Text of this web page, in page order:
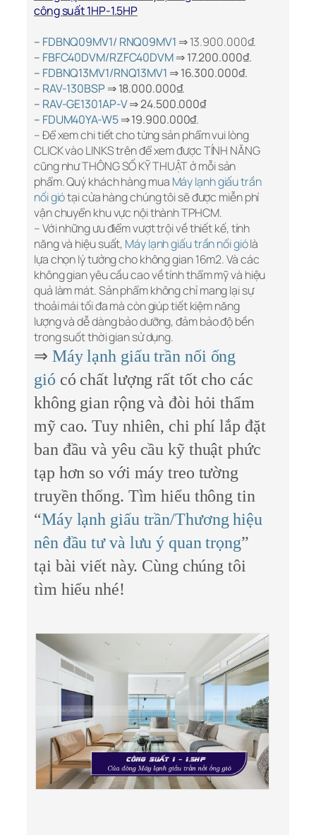
công suất 1HP-1.5HP
– FDBNQ09MV1/ RNQ09MV1 ⇒ 13.900.000₫.
– FBFC40DVM/RZFC40DVM⇒ 17.200.000₫.
– FDBNQ13MV1/RNQ13MV1 ⇒ 16.300.000₫.
– RAV-130BSP⇒ 18.000.000₫.
– RAV-GE1301AP-V⇒ 24.500.000₫
– FDUM40YA-W5⇒ 19.900.000₫.
– Để xem chi tiết cho từng sản phẩm vui lòng
CLICK vào LINKS trên để xem được TÍNH NĂNG
cũng như THÔNG SỐ KỸ THUẬT ở mỗi sản
phẩm. Quý khách hàng mua Máy lạnh giấu trần
nối giótại cửa hàng chúng tôi sẽ được miễn phí
vận chuyển khu vực nội thành TPHCM.
– Với những ưu điểm vượt trội về thiết kế, tính
năng và hiệu suất, Máy lạnh giấu trần nối giólà
lựa chọn lý tưởng cho không gian 16m2. Và các
không gian yêu cầu cao về tính thẩm mỹ và hiệu
quả làm mát. Sản phẩm không chỉ mang lại sự
thoải mái tối đa mà còn giúp tiết kiệm năng
lượng và dễ dàng bảo dưỡng, đảm bảo độ bền
trong suốt thời gian sử dụng.
⇒ Máy lạnh giấu trần nối ống
gió có chất lượng rất tốt cho các
không gian rộng và đòi hỏi thẩm
mỹ cao. Tuy nhiên, chi phí lắp đặt
ban đầu và yêu cầu kỹ thuật phức
tạp hơn so với máy treo tường
truyền thống. Tìm hiểu thông tin
“Máy lạnh giấu trần/Thương hiệu
nên đầu tư và lưu ý quan trọng”
tại bài viết này. Cùng chúng tôi
tìm hiểu nhé!